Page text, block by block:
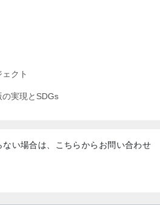
クト
実現とSDGs
い場合は、こちらからお問い合わせ